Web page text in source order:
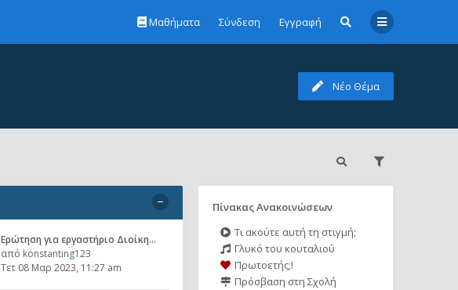
Μαθήματα Σύνδεση Εγγραφή
Νέο Θέμα
Ερώτηση για εργαστήριο Διοίκη…
από konstanting123
Τετ 08 Μαρ 2023, 11:27 am
Πίνακας Ανακοινώσεων
Τι ακούτε αυτή τη στιγμή;
Γλυκό του κουταλιού
Πρωτοετής;!
Πρόσβαση στη Σχολή